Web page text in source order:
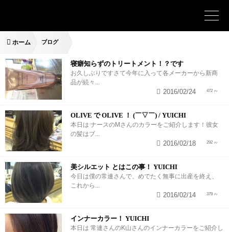
ホーム ブログ
寝癖知らずのトリートメント！？です
お久しぶりですさて今年に入って各メーカーから新商
品が続々...
472
2016/02/24
OLIVE で OLIVE ！ (￣▽￣) / YUICHI
本日は ナースのMさんのカラーをご紹介します！彼女
の髪はブ...
292
2016/02/18
美シルエット とはこの事！ YUICHI
今日は僕の常連さんで、めでたく無事に出産を終え、
これから...
379
2016/02/14
インナーカラー！ YUICHI
本日は 常連さんのK山さんのインナーカラーをご紹介し